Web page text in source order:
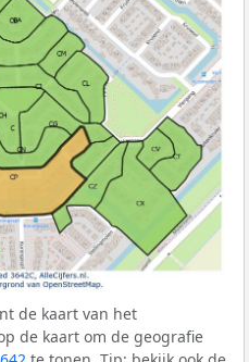
de kaart van het
de kaart om de geografie